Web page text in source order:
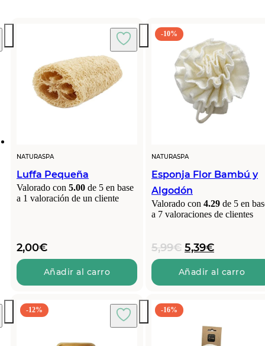
NATURASPA
Luffa Pequeña
Valorado con 5.00 de 5 en base
a 1 valoración de un cliente
2,00€
Añadir al carro
-10%
NATURASPA
Esponja Flor Bambú y
Algodón
Valorado con 4.29 de 5 en
a 7 valoraciones de clientes
5,99€ El
precio
original
era:
5,39€El
precio
actual
es:
Añadir al carro
-12% -16%